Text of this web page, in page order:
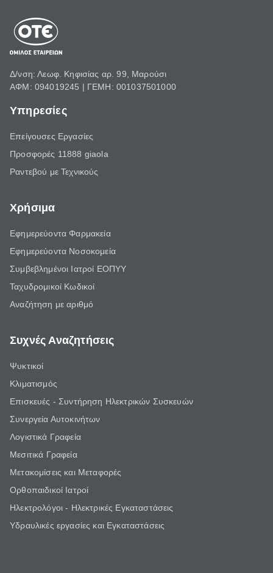
Δ/νση: Λεωφ. Κηφισίας αρ. 99, Μαρούσι
ΑΦΜ: 094019245 | ΓΕΜΗ: 001037501000
Υπηρεσίες
Επείγουσες Εργασίες
Προσφορές 11888 giaola
Ραντεβού με Τεχνικούς
Χρήσιμα
Εφημερεύοντα Φαρμακεία
Εφημερεύοντα Νοσοκομεία
Συμβεβλημένοι Ιατροί ΕΟΠΥΥ
Ταχυδρομικοί Κωδικοί
Αναζήτηση με αριθμό
Συχνές Αναζητήσεις
Ψυκτικοί
Κλιματισμός
Επισκευές - Συντήρηση Ηλεκτρικών Συσκευών
Συνεργεία Αυτοκινήτων
Λογιστικά Γραφεία
Μεσιτικά Γραφεία
Μετακομίσεις και Μεταφορές
Ορθοπαιδικοί Ιατροί
Ηλεκτρολόγοι - Ηλεκτρικές Εγκαταστάσεις
Υδραυλικές εργασίες και Εγκαταστάσεις